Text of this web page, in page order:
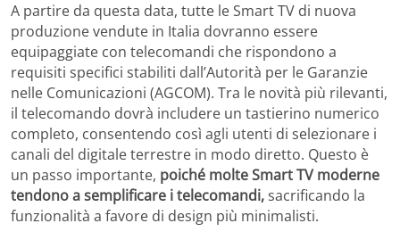
A partire da questa data, tutte le Smart TV di nuova
produzione vendute in Italia dovranno essere
equipaggiate con telecomandi che rispondono a
requisiti specifici stabiliti dall’Autorità per le Garanzie
nelle Comunicazioni (AGCOM). Tra le novità più rilevanti,
il telecomando dovrà includere un tastierino numerico
completo, consentendo così agli utenti di selezionare i
canali del digitale terrestre in modo diretto. Questo è
un passo importante, poiché molte Smart TV moderne
tendono a semplificare i telecomandi,sacrificando la
funzionalità a favore di design più minimalisti.